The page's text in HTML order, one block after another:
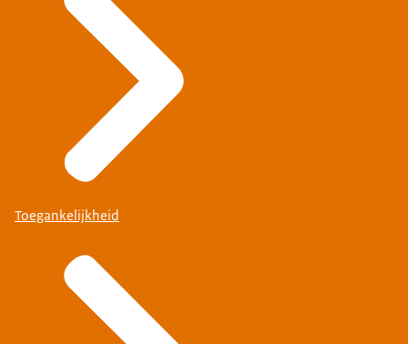
Toegankelijkheid